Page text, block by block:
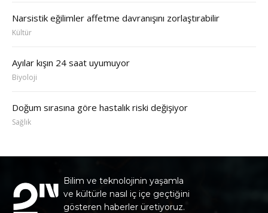
Narsistik eğilimler affetme davranışını zorlaştırabilir
Kültür
Ayılar kışın 24 saat uyumuyor
Biyoloji
Doğum sırasına göre hastalık riski değişiyor
Sağlık
Bilim ve teknolojinin yaşamla
ve kültürle nasıl iç içe geçtiğini
gösteren haberler üretiyoruz.